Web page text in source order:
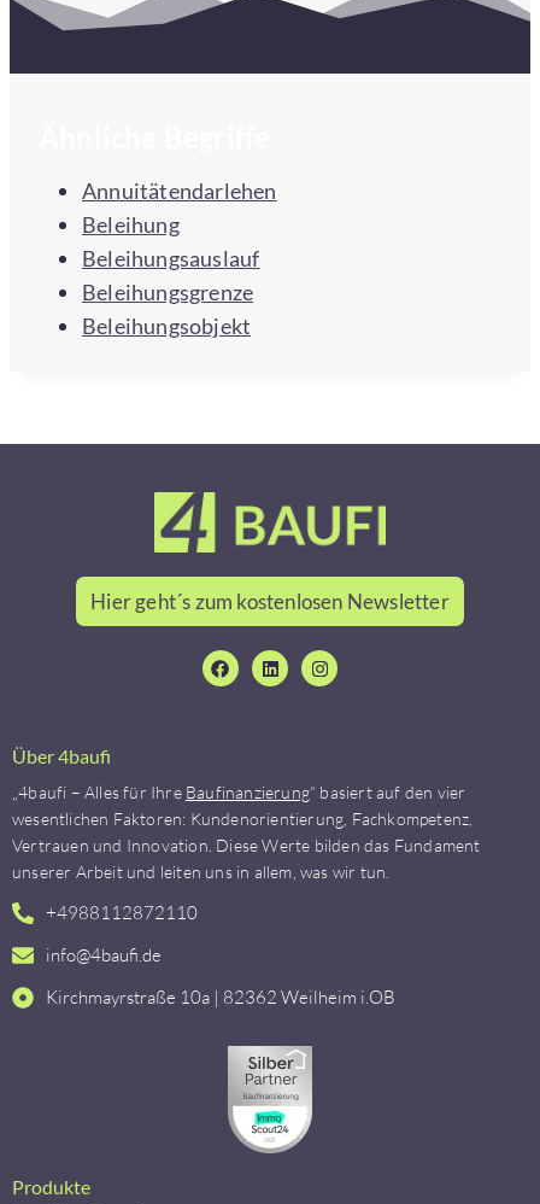
Annuitätendarlehen
Beleihung
Beleihungsauslauf
Beleihungsgrenze
Beleihungsobjekt
Hier geht´s zum kostenlosen Newsletter
Über 4baufi
„4baufi – Alles für Ihre Baufinanzierung“ basiert auf den vier
wesentlichen Faktoren: Kundenorientierung, Fachkompetenz,
Vertrauen und Innovation. Diese Werte bilden das Fundament
unserer Arbeit und leiten uns in allem, was wir tun.
+4988112872110
info@4baufi.de
Kirchmayrstraße 10a | 82362 Weilheim i.OB
Produkte